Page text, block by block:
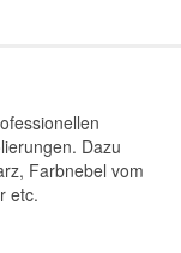
Dazu
Farbnebel vom
etc.